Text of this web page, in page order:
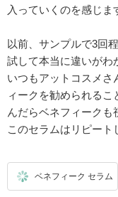
入っていくのを感じま
以前、サンプルで3回
試して本当に違いがわ
いつもアットコスメさ
ィークを勧められるこ
んだらベネフィークも
このセラムはリピート
ベネフィーク セラム